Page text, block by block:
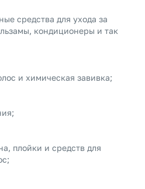
средства для ухода за
кондиционеры и так
и химическая завивка;
плойки и средств для